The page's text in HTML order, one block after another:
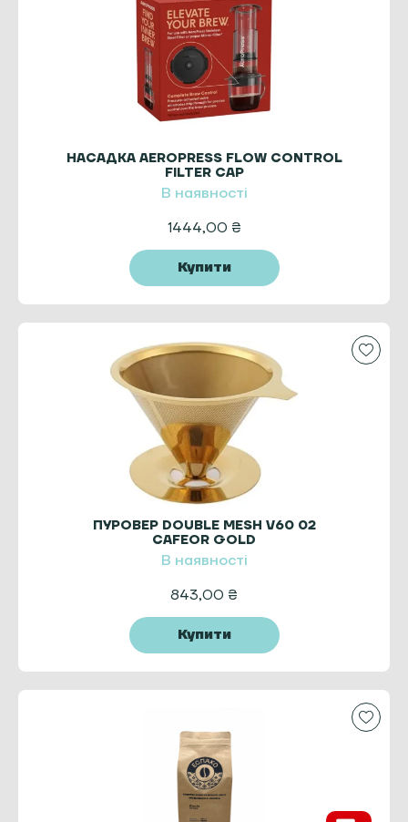
НАСАДКА AEROPRESS FLOW CONTROL
FILTER CAP
В наявності
1444,00 ₴
Купити
ПУРОВЕР DOUBLE MESH V60 02
CAFEOR GOLD
В наявності
843,00 ₴
Купити